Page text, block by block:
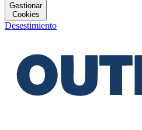
Gestionar
Cookies
Desestimiento